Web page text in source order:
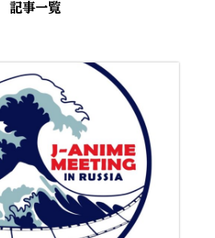
記事一覧